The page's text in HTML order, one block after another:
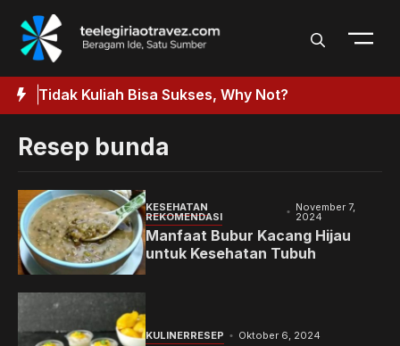
Langsung
Tidak Kuliah Bisa Sukses, Why Not?
Resep bunda
KESEHATAN
REKOMENDASI
November 7,
2024
Manfaat Bubur Kacang Hijau
untuk Kesehatan Tubuh
KULINERRESEP Oktober 6, 2024